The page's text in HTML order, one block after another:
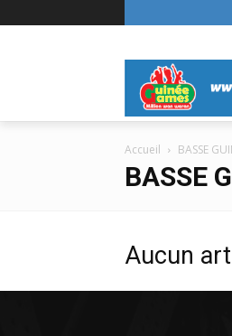
Accueil BASSE
BASSE
Aucun